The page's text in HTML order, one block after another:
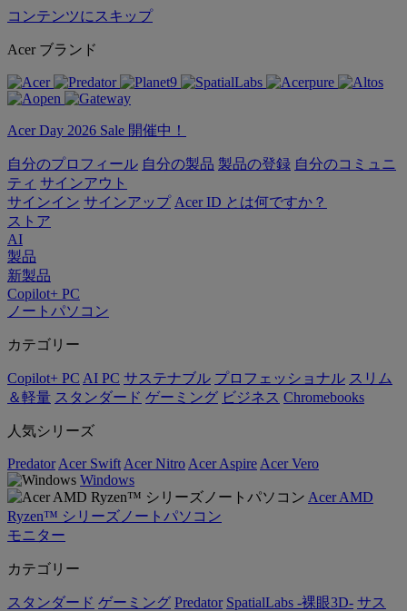
コンテンツにスキップ
Acer ブランド
Acer Day 2026 Sale 開催中！
自分のプロフィール 自分の製品 製品の登録 自分のコミュニ
ティ サインアウト
サインイン サインアップ Acer ID とは何ですか？
ストア
AI
製品
新製品
Copilot+ PC
ノートパソコン
カテゴリー
Copilot+ PC AI PC サステナブル プロフェッショナル スリム
＆軽量 スタンダード ゲーミング ビジネス Chromebooks
人気シリーズ
Predator Acer Swift Acer Nitro Acer Aspire Acer Vero
Windows
Acer AMD
Ryzen™ シリーズノートパソコン
モニター
カテゴリー
スタンダード ゲーミング Predator SpatialLabs -裸眼3D- サス